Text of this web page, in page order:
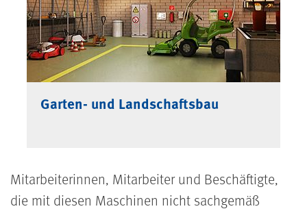
Garten- und Landschaftsbau
Mitarbeiterinnen, Mitarbeiter und Beschäftigte,
die mit diesen Maschinen nicht sachgemäß